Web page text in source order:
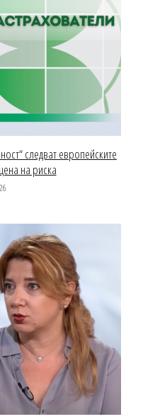
следват европейските
на риска